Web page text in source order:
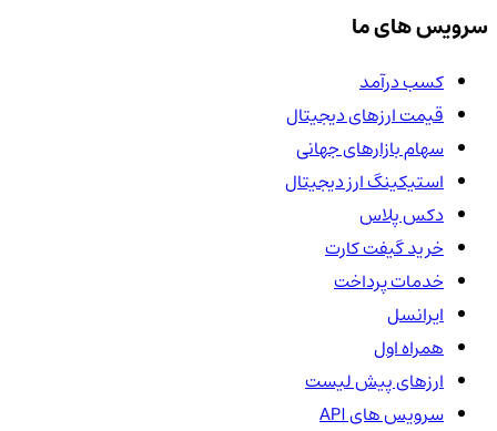
سرویس های ما
کسب درآمد
قیمت ارزهای دیجیتال
سهام بازارهای جهانی
استیکینگ ارز دیجیتال
دکس پلاس
خرید گیفت کارت
خدمات پرداخت
ایرانسل
همراه اول
ارزهای پیش لیست
سرویس های API